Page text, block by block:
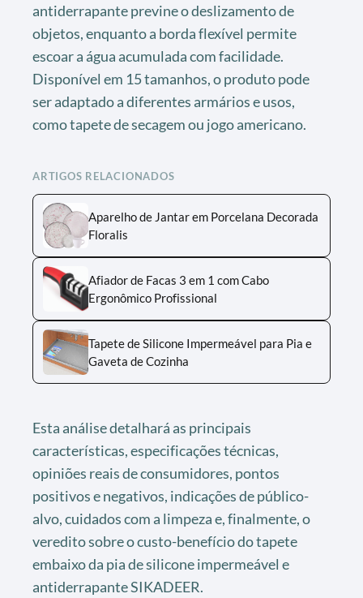
antiderrapante previne o deslizamento de
objetos, enquanto a borda flexível permite
escoar a água acumulada com facilidade.
Disponível em 15 tamanhos, o produto pode
ser adaptado a diferentes armários e usos,
como tapete de secagem ou jogo americano.
ARTIGOS RELACIONADOS
Aparelho de Jantar em Porcelana Decorada
Floralis
Afiador de Facas 3 em 1 com Cabo
Ergonômico Profissional
Tapete de Silicone Impermeável para Pia e
Gaveta de Cozinha
Esta análise detalhará as principais
características, especificações técnicas,
opiniões reais de consumidores, pontos
positivos e negativos, indicações de público-
alvo, cuidados com a limpeza e, finalmente, o
veredito sobre o custo-benefício do tapete
embaixo da pia de silicone impermeável e
antiderrapante SIKADEER.